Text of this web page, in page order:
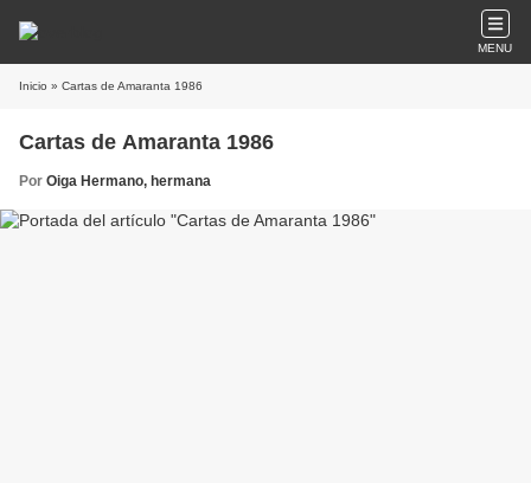
MENU
Inicio » Cartas de Amaranta 1986
Cartas de Amaranta 1986
Por Oiga Hermano, hermana